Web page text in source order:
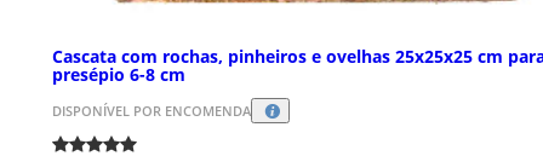
Cascata com rochas, pinheiros e ovelhas 25x25x25 cm
presépio 6-8 cm
DISPONÍVEL POR ENCOMENDA